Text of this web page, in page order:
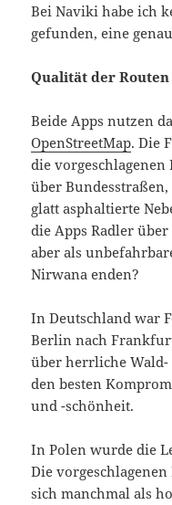
Bei Naviki habe ich
gefunden, eine
Qualität der Routen
Beide Apps nutzen
OpenStreetMap. Die
die
über
glatt asphaltierte
die Apps Radler
aber als
Nirwana enden?
In Deutschland war
Berlin nach
über herrliche
den besten
und -schönheit.
In Polen wurde die
Die
sich manchmal als